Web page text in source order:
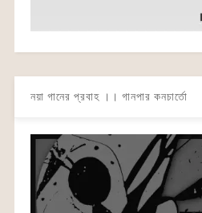
নয়া গানের প্রবাহ ।। গানপার কনচার্তো